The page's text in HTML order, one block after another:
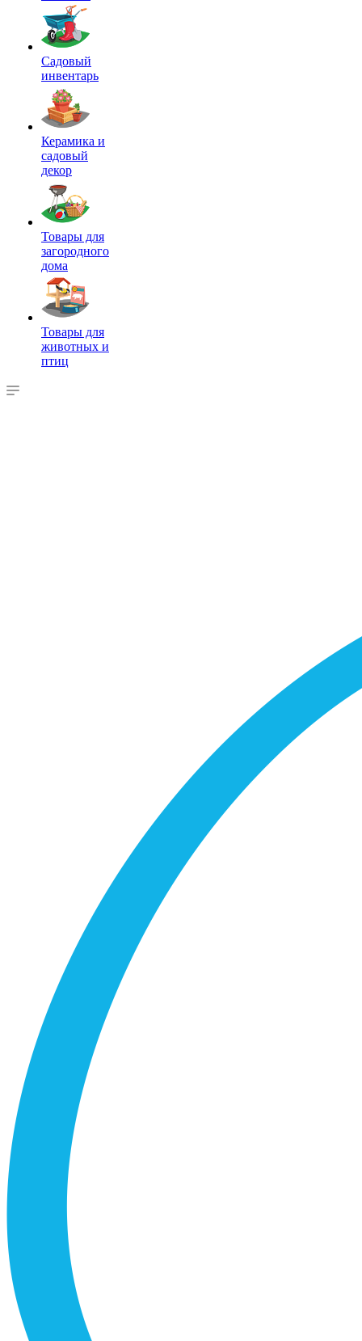
Садовый
инвентарь
Керамика и
садовый
декор
Товары для
загородного
дома
Товары для
животных и
птиц